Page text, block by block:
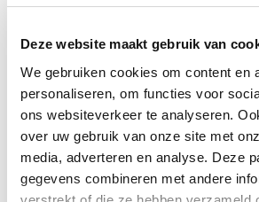
Deze website maakt gebruik van
We gebruiken cookies om content en
personaliseren, om functies voor
ons websiteverkeer te analyseren.
over uw gebruik van onze site met
media, adverteren en analyse. Deze
gegevens combineren met andere
uitdaging: het aanhoudende
zorgsector én het onderbenut potentieel
talent dat in Vlaanderen wil bijdragen aan
Lees meer
Integratie en Inburgering
Burgemeestersbevraging
knelpunten in lokaal